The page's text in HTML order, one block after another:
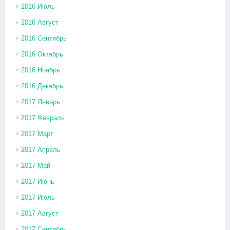
2016 Июль
2016 Август
2016 Сентябрь
2016 Октябрь
2016 Ноябрь
2016 Декабрь
2017 Январь
2017 Февраль
2017 Март
2017 Апрель
2017 Май
2017 Июнь
2017 Июль
2017 Август